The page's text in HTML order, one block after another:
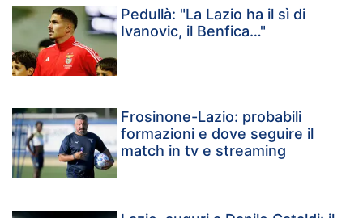
Pedullà: "La Lazio ha il sì di
Ivanovic, il Benfica…"
Frosinone-Lazio: probabili
formazioni e dove seguire il
match in tv e streaming